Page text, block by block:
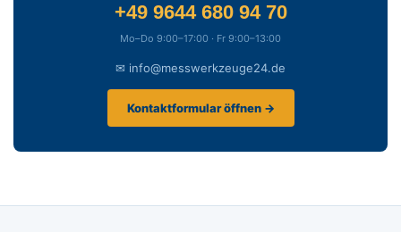
+49 9644 680 94 70
Mo–Do 9:00–17:00 · Fr 9:00–13:00
✉ info@messwerkzeuge24.de
Kontaktformular öffnen →